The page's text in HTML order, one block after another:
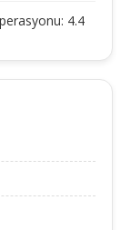
4.4